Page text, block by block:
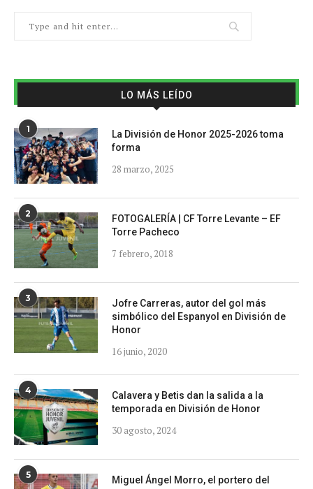
LO MÁS LEÍDO
1
La División de Honor 2025-2026 toma
forma
28 marzo, 2025
2
FOTOGALERÍA | CF Torre Levante – EF
Torre Pacheco
7 febrero, 2018
3
Jofre Carreras, autor del gol más
simbólico del Espanyol en División de
Honor
16 junio, 2020
4
Calavera y Betis dan la salida a la
temporada en División de Honor
30 agosto, 2024
5
Miguel Ángel Morro, el portero del